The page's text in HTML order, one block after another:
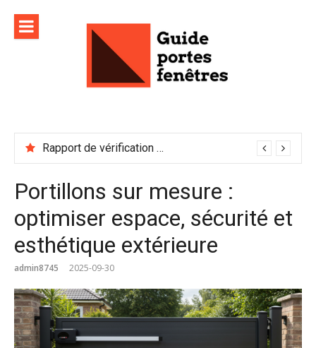
contenu
Rapport de vérification sécurité : à conserver précieusement
Portillons sur mesure :
optimiser espace, sécurité et
esthétique extérieure
admin8745 2025-09-30